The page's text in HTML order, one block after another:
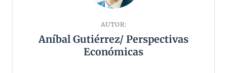
AUTOR:
Aníbal Gutiérrez/ Perspectivas
Económicas